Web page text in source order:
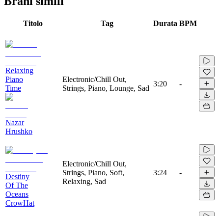
Titolo Tag Durata BPM
Relaxing
Piano
Time
Nazar
Hrushko
Electronic/Chill Out,
Strings, Piano, Lounge, Sad
3:20 -
Destiny
Of The
Oceans
CrowHat
Electronic/Chill Out,
Strings, Piano, Soft,
Relaxing, Sad
3:24 -